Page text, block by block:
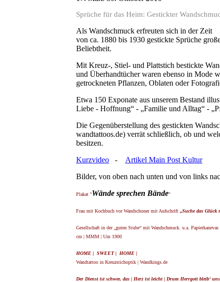
Sprüche für das Heim: Gestickter
Als Wandschmuck erfreuten sich in der Zeit
von ca. 1880 bis 1930 gestickte Sprüche
Beliebtheit.
Mit Kreuz-, Stiel- und Plattstich bestickte
und Überhandtücher waren ebenso in Mode
getrockneten Pflanzen, Oblaten oder
Etwa 150 Exponate aus unserem Bestand
Liebe - Hoffnung“ - „Familie und Alltag“ -
Die Gegenüberstellung des gestickten
wandtattoos.de) verrät schließlich, ob und
besitzen.
Kurzvideo - Artikel Main Post Kultur
Bilder, von oben nach unten und von links
Plakat "Wände sprechen Bände"
Frau mit Kochbuch vor Wandschoner mit Aufschrift „Suche das Glück
Gesellschaft in der „guten Stube“ mit Wandschmuck. u.a.
cm | MMM | Um 1900
HOME | SWEET | HOME |
Wandtattoo in Kreuzstichoptik | Wandkings.de
Der Dienst ist schwer, das | Herz ist leicht | Drum Herrgott bleib‘